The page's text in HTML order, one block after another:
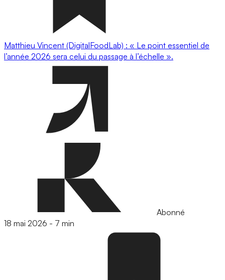
Matthieu Vincent (DigitalFoodLab) : « Le point essentiel de
l’année 2026 sera celui du passage à l’échelle ».
Abonné
18 mai 2026 - 7 min